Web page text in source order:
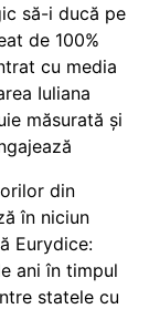
să-i ducă pe
de 100%
cu media
Iuliana
măsurată și
din
în niciun
Eurydice:
ani în timpul
statele cu